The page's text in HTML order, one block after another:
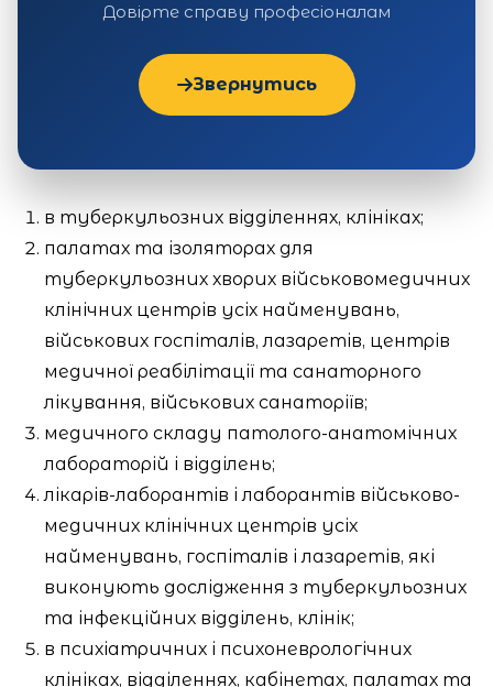
Довірте справу професіоналам
Звернутись
в туберкульозних відділеннях, клініках;
палатах та ізоляторах для
туберкульозних хворих військовомедичних
клінічних центрів усіх найменувань,
військових госпіталів, лазаретів, центрів
медичної реабілітації та санаторного
лікування, військових санаторіїв;
медичного складу патолого-анатомічних
лабораторій і відділень;
лікарів-лаборантів і лаборантів військово-
медичних клінічних центрів усіх
найменувань, госпіталів і лазаретів, які
виконують дослідження з туберкульозних
та інфекційних відділень, клінік;
в психіатричних і психоневрологічних
клініках, відділеннях, кабінетах, палатах та